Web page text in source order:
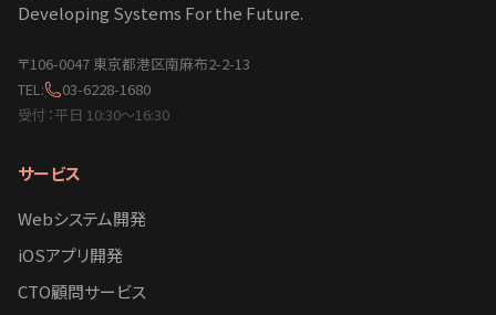
Developing Systems For the Future.
〒106-0047 東京都港区南麻布2-2-13
TEL:
03-6228-1680
受付：平日 10:30〜16:30
サービス
Webシステム開発
iOSアプリ開発
CTO顧問サービス